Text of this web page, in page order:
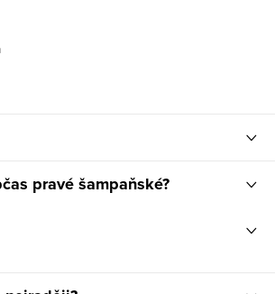
pravé šampaňské?